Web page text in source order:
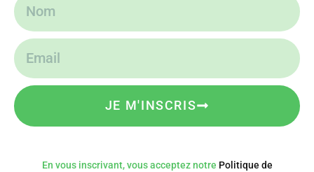
JE M'INSCRIS
En vous inscrivant, vous acceptez notre Politique de